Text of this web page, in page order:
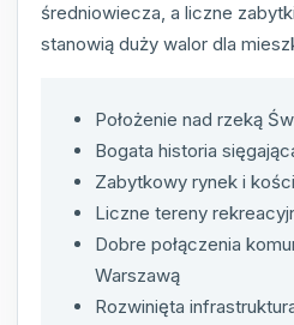
średniowiecza, a liczne
stanowią duży walor dla
Położenie nad rzeką
Bogata historia
Zabytkowy rynek i
Liczne tereny
Dobre połączenia
Warszawą
Rozwinięta